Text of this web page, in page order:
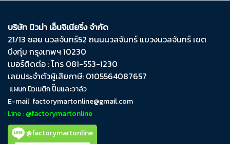
บริษัท นิวม่า เอ็นจิเนียริ่ง จำกัด
21/13 ซอย นวลจันทร์​52 ถนน​นวลจันทร์​ แขวง​นวลจันทร์​ เขต​
บึงกุ่ม​ กรุงเทพฯ​ 10230
เบอร์ติดต่อ : โทร 081-553-1230
เลขประจำตัวผู้เสียภาษี: 0105564087657
แผนก นิวเมติก ปั๊มและวาล์ว
E-mail factorymartonline@gmail.com
Line : @factorymartonline
@factorymartonline